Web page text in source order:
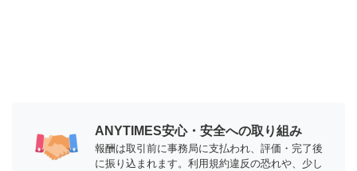
ANYTIMES安心・安全への取り組み
報酬は取引前に事務局に支払われ、評価・完了後
に振り込まれます。利用規約違反の恐れや、少し